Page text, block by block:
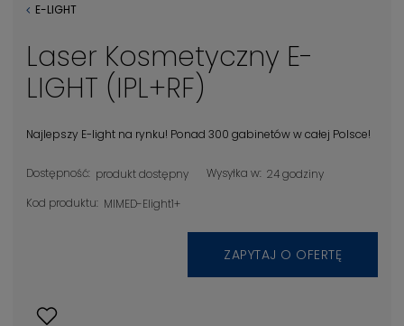
E-LIGHT
Laser Kosmetyczny E-
LIGHT (IPL+RF)
Najlepszy E-light na rynku! Ponad 300 gabinetów w całej Polsce!
Dostępność: produkt dostępny Wysyłka w: 24 godziny
Kod produktu: MIMED-Elight1+
ZAPYTAJ O OFERTĘ